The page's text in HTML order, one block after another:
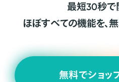
最短30秒で
ほぼすべての機能を、
無料でショッ